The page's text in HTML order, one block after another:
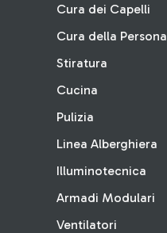
Cura dei Capelli
Cura della Persona
Stiratura
Cucina
Pulizia
Linea Alberghiera
Illuminotecnica
Armadi Modulari
Ventilatori